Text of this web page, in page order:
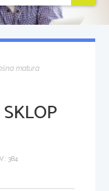
matura
384